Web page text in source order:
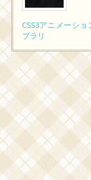
CSS3アニメーシ
ブラリ